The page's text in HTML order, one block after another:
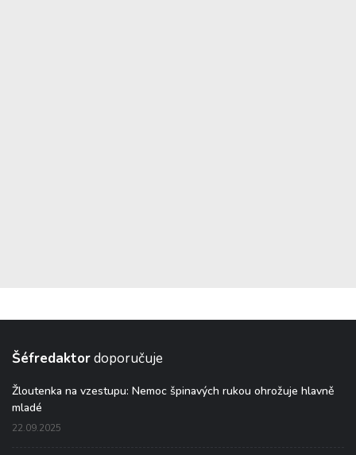
Šéfredaktordoporučuje
Žloutenka na vzestupu: Nemoc špinavých rukou ohrožuje hlavně
mladé
22.09.2025